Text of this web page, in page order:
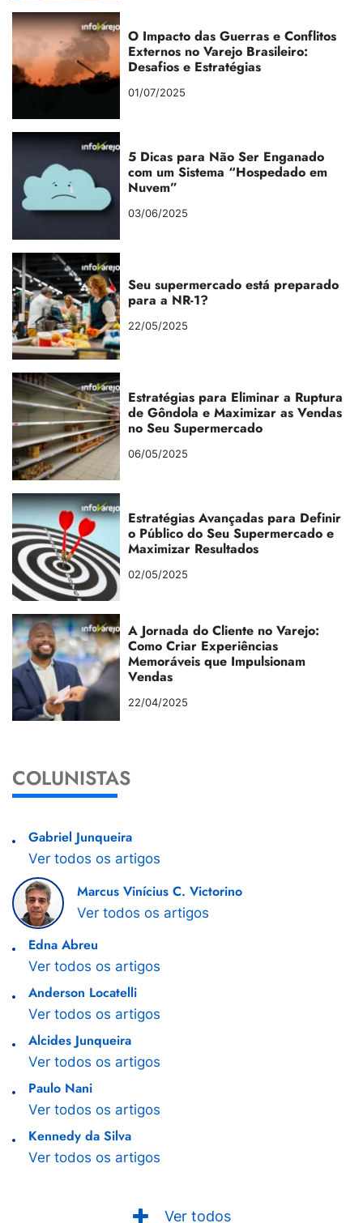
O Impacto das Guerras e Conflitos
Externos no Varejo Brasileiro:
Desafios e Estratégias
01/07/2025
5 Dicas para Não Ser Enganado
com um Sistema “Hospedado em
Nuvem”
03/06/2025
Seu supermercado está preparado
para a NR-1?
22/05/2025
Estratégias para Eliminar a Ruptura
de Gôndola e Maximizar as Vendas
no Seu Supermercado
06/05/2025
Estratégias Avançadas para Definir
o Público do Seu Supermercado e
Maximizar Resultados
02/05/2025
A Jornada do Cliente no Varejo:
Como Criar Experiências
Memoráveis que Impulsionam
Vendas
22/04/2025
COLUNISTAS
Gabriel Junqueira
Ver todos os artigos
Marcus Vinícius C. Victorino
Ver todos os artigos
Edna Abreu
Ver todos os artigos
Anderson Locatelli
Ver todos os artigos
Alcides Junqueira
Ver todos os artigos
Paulo Nani
Ver todos os artigos
Kennedy da Silva
Ver todos os artigos
Ver todos